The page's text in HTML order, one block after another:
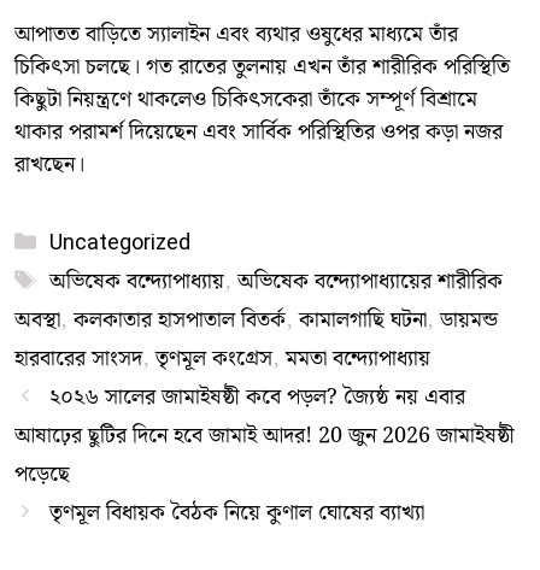
​আপাতত বাড়িতে স্যালাইন এবং ব্যথার ওষুধের মাধ্যমে তাঁর
চিকিৎসা চলছে। গত রাতের তুলনায় এখন তাঁর শারীরিক পরিস্থিতি
কিছুটা নিয়ন্ত্রণে থাকলেও চিকিৎসকেরা তাঁকে সম্পূর্ণ বিশ্রামে
থাকার পরামর্শ দিয়েছেন এবং সার্বিক পরিস্থিতির ওপর কড়া নজর
রাখছেন।
Categories
Uncategorized
Tags
​অভিষেক বন্দ্যোপাধ্যায়,অভিষেক বন্দ্যোপাধ্যায়ের শারীরিক
অবস্থা,কলকাতার হাসপাতাল বিতর্ক,কামালগাছি ঘটনা,ডায়মন্ড
হারবারের সাংসদ,তৃণমূল কংগ্রেস,মমতা বন্দ্যোপাধ্যায়
২০২৬ সালের জামাইষষ্ঠী কবে পড়ল? জ্যৈষ্ঠ নয় এবার
আষাঢ়ের ছুটির দিনে হবে জামাই আদর! 20 জুন 2026 জামাইষষ্ঠী
পড়েছে
তৃণমূল বিধায়ক বৈঠক নিয়ে কুণাল ঘোষের ব্যাখ্যা